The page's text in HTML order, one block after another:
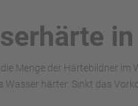
Menge der Härtebildner
härter. Sinkt das